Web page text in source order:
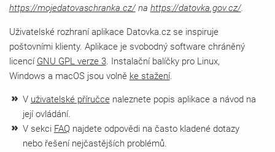
https://mojedatovaschranka.cz/na https://datovka.gov.cz/.
Uživatelské rozhraní aplikace Datovka.cz se inspiruje
poštovními klienty. Aplikace je svobodný software chráněný
licencí GNU GPL verze 3. Instalační balíčky pro Linux,
Windows a macOS jsou volně ke stažení.
V uživatelské příručcenaleznete popis aplikace a návod na
její ovládání.
V sekci FAQnajdete odpovědi na často kladené dotazy
nebo řešení nejčastějších problémů.